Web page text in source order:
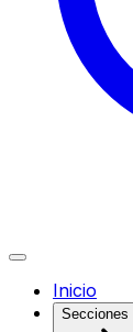
Inicio
Secciones